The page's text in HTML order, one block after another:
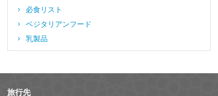
必食リスト
ベジタリアンフード
乳製品
旅行先